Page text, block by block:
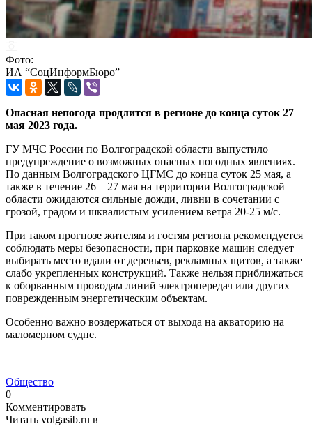
Фото:
ИА “СоцИнформБюро”
Опасная непогода продлится в регионе до конца суток 27
мая 2023 года.
ГУ МЧС России по Волгоградской области выпустило
предупреждение о возможных опасных погодных явлениях.
По данным Волгоградского ЦГМС до конца суток 25 мая, а
также в течение 26 – 27 мая на территории Волгоградской
области ожидаются сильные дожди, ливни в сочетании с
грозой, градом и шквалистым усилением ветра 20-25 м/с.
При таком прогнозе жителям и гостям региона рекомендуется
соблюдать меры безопасности, при парковке машин следует
выбирать место вдали от деревьев, рекламных щитов, а также
слабо укрепленных конструкций. Также нельзя приближаться
к оборванным проводам линий электропередач или других
поврежденным энергетическим объектам.
Особенно важно воздержаться от выхода на акваторию на
маломерном судне.
Общество
0
Комментировать
Читать volgasib.ru в